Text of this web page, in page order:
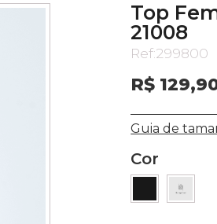
Top
21008
Ref:299800
R$
Guia de
Cor